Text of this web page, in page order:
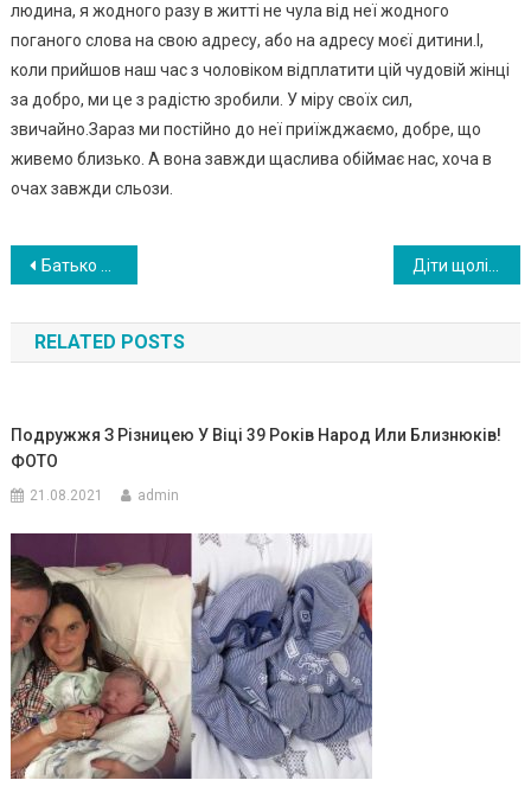
людина, я жодного разу в житті не чула від неї жодного
поганого слова на свою адресу, або на адресу моєї дитини.І,
коли прийшов наш час з чоловіком відплатити цій чудовій жінці
за добро, ми це з радістю зробили. У міру своїх сил,
звичайно.Зараз ми постійно до неї приїжджаємо, добре, що
живемо близько. А вона завжди щаслива обіймає нас, хоча в
очах завжди сльози.
Навигация
по
записям
Батько різко зупинив машину і вигнав сина на дорогу Сл ьози матері не зуп инили чоловіка Те, що сталося потім, я розповім своїм дітям
RELATED POSTS
Подружжя З Різницею У Віці 39 Років Народ Или Близнюків!
ФОТО
21.08.2021 admin